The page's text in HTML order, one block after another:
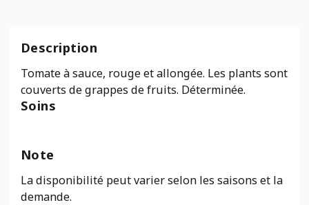
Description
Tomate à sauce, rouge et allongée. Les plants sont
couverts de grappes de fruits. Déterminée.
Soins
Note
La disponibilité peut varier selon les saisons et la
demande.